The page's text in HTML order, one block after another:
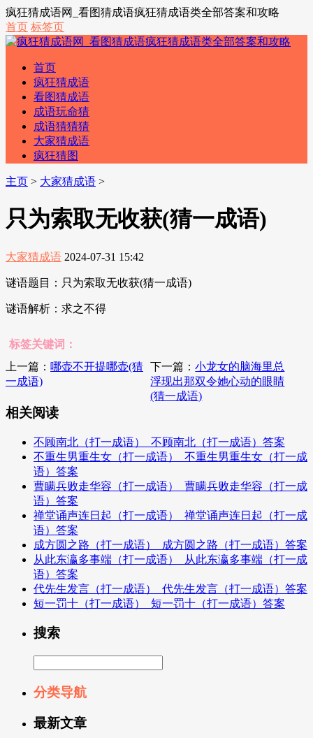
疯狂猜成语网_看图猜成语疯狂猜成语类全部答案和攻略
首页 标签页
首页
疯狂猜成语
看图猜成语
成语玩命猜
成语猜猜猜
大家猜成语
疯狂猜图
主页 > 大家猜成语 >
只为索取无收获(猜一成语)
大家猜成语 2024-07-31 15:42
谜语题目：只为索取无收获(猜一成语)
谜语解析：求之不得
标签关键词：
上一篇： 哪壶不开提哪壶(猜
一成语)
下一篇：小龙女的脑海里总
浮现出那双令她心动的眼睛
(猜一成语)
相关阅读
不顾南北（打一成语）_不顾南北（打一成语）答案
不重生男重生女（打一成语）_不重生男重生女（打一成
语）答案
曹瞒兵败走华容（打一成语）_曹瞒兵败走华容（打一成
语）答案
禅堂诵声连日起（打一成语）_禅堂诵声连日起（打一成
语）答案
成方圆之路（打一成语）_成方圆之路（打一成语）答案
从此东瀛多事端（打一成语）_从此东瀛多事端（打一成
语）答案
代先生发言（打一成语）_代先生发言（打一成语）答案
短一罚十（打一成语）_短一罚十（打一成语）答案
搜索
分类导航
最新文章